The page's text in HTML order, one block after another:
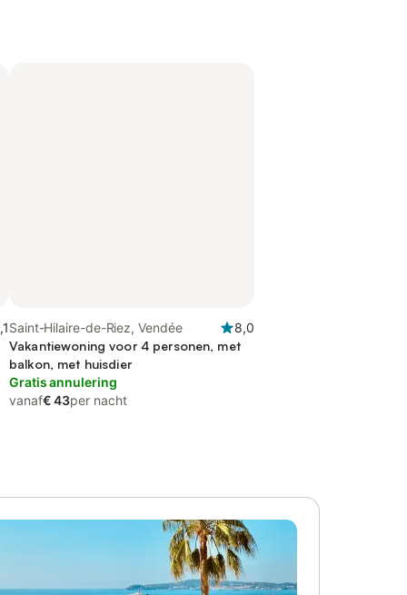
Saint-Hilaire-de-Riez, Vendée
8,0
Vakantiewoning voor 4 personen, met
balkon, met huisdier
Gratis annulering
vanaf€ 43per nacht